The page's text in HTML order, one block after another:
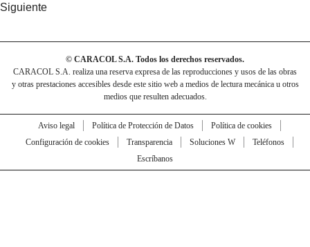
Siguiente
© CARACOL S.A. Todos los derechos reservados.
CARACOL S.A. realiza una reserva expresa de las reproducciones y usos de las obras
y otras prestaciones accesibles desde este sitio web a medios de lectura mecánica u otros
medios que resulten adecuados.
Aviso legal Política de Protección de Datos
Política de cookies
Configuración de cookies
Transparencia Soluciones W
Teléfonos
Escríbanos